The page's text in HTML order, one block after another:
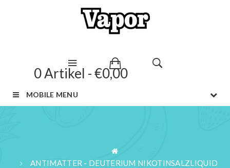
0 Artikel - €0,00
MOBILE MENU
ANTIMATTER - DEUTERIUM NIKOTINSALZLIQUID